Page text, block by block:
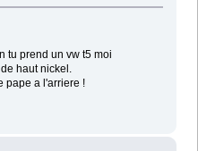
tu prend un vw t5 moi
haut nickel.
pape a l'arriere !